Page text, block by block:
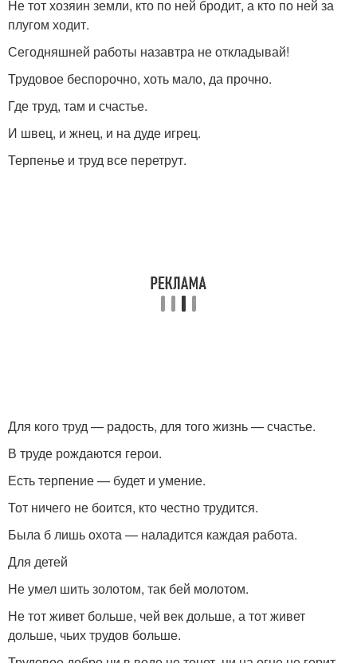
Не тот хозяин земли, кто по ней бродит, а кто по ней за
плугом ходит.
Сегодняшней работы назавтра не откладывай!
Трудовое беспорочно, хоть мало, да прочно.
Где труд, там и счастье.
И швец, и жнец, и на дуде игрец.
Терпенье и труд все перетрут.
Для кого труд — радость, для того жизнь — счастье.
В труде рождаются герои.
Есть терпение — будет и умение.
Тот ничего не боится, кто честно трудится.
Была б лишь охота — наладится каждая работа.
Для детей
Не умел шить золотом, так бей молотом.
Не тот живет больше, чей век дольше, а тот живет
дольше, чьих трудов больше.